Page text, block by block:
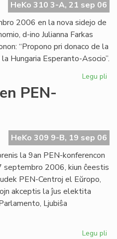
HeKo 310 3-A, 21 sep 06
2006 en la nova sidejo de
d-ino Julianna Farkas
“Propono pri donaco de la
Hungaria Esperanto-Asocio”.
Legu pli
PEN-
HeKo 309 9-B, 19 sep 06
la 9an PEN-konferencon
septembro 2006, kiun ĉeestis
PEN-Centroj el Eŭropo,
akceptis la ĵus elektita
Ljubiŝa
Legu pli